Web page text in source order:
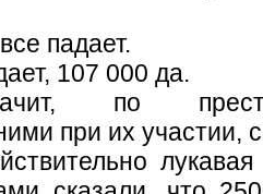
падает.
107 000 да.
по
при их участии,